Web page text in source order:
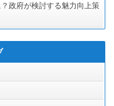
政府が検討する魅力向上策